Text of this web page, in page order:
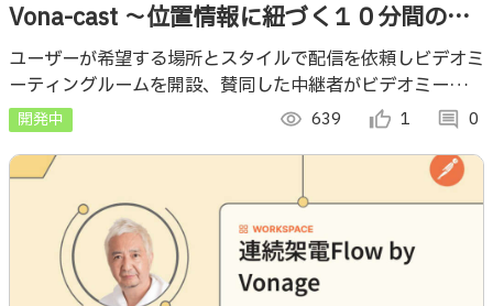
Vona-cast 〜位置情報に紐づく１０分間のビ
デオ通話〜
ユーザーが希望する場所とスタイルで配信を依頼しビデオミ
ーティングルームを開設、賛同した中継者がビデオミーティ
ングで声と風景で情報を届ける。ビデオミーティングの新し
い使い方です
開発中 visibility 639 thumb_up_alt 1 comment 0